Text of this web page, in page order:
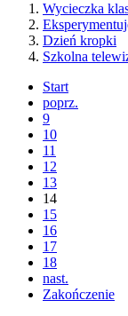
Wycieczka
Dzień kropki
Szkolna
Start
poprz.
9
10
11
12
13
14
15
16
17
18
nast.
Zakończenie